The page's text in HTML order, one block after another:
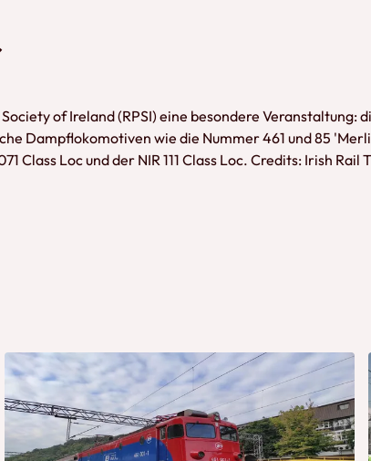
of Ireland (RPSI) eine besondere Veranstaltung:
Dampflokomotiven wie die Nummer 461 und 85
Loc und der NIR 111 Class Loc. Credits: Irish Rail